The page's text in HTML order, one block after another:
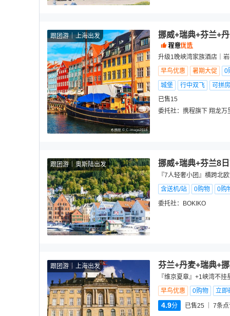
跟团游 上海出发 挪威+瑞典+芬兰+
升级1晚峡湾家族酒店｜
早鸟优惠
暑期大促
0
城堡
行中双飞
可拼房
已售15
委托社： 携程旗下 翔龙万
跟团游 奥斯陆出发 挪威+瑞典+芬兰8
『7人轻奢小团』横跨北
含送机/站
0购物
0购
委托社：
BOKIKO
跟团游 上海出发 芬兰+丹麦+瑞典+
『维京夏章』+1峡湾不
早鸟优惠
0购物 立即
4.9分 已售25 7条